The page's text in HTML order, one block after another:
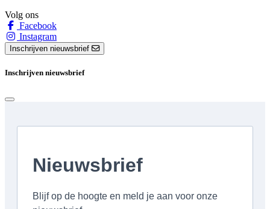
Volg ons
Facebook
Instagram
Inschrijven nieuwsbrief
Inschrijven nieuwsbrief